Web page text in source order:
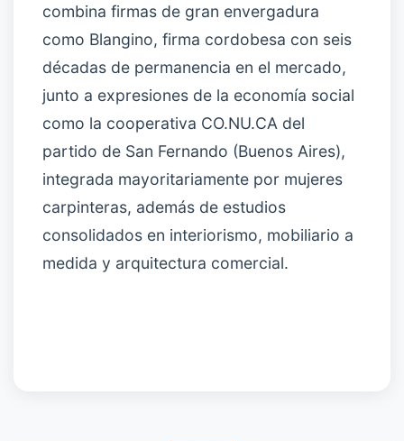
combina firmas de gran envergadura
como Blangino, firma cordobesa con seis
décadas de permanencia en el mercado,
junto a expresiones de la economía social
como la cooperativa CO.NU.CA del
partido de San Fernando (Buenos Aires),
integrada mayoritariamente por mujeres
carpinteras, además de estudios
consolidados en interiorismo, mobiliario a
medida y arquitectura comercial.